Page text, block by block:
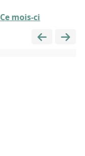
Ce mois-ci